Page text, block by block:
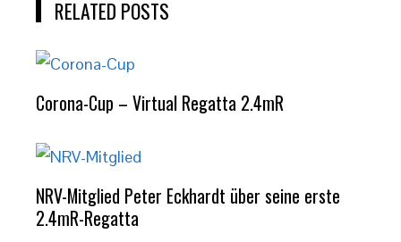
RELATED POSTS
Corona-Cup – Virtual Regatta 2.4mR
NRV-Mitglied Peter Eckhardt über seine erste
2.4mR-Regatta